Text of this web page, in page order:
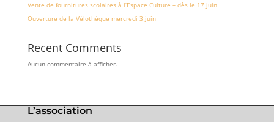
Vente de fournitures scolaires à l’Espace Culture – dès le 17 juin
Ouverture de la Vélothèque mercredi 3 juin
Recent Comments
Aucun commentaire à afficher.
L’association